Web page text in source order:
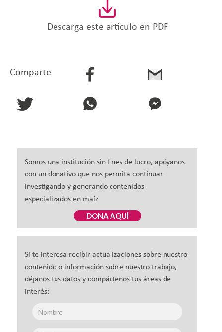
Descarga este articulo en PDF
Comparte
Somos una institución sin fines de lucro, apóyanos
con un donativo que nos permita continuar
investigando y generando contenidos
especializados en maíz
DONA AQUÍ
Si te interesa recibir actualizaciones sobre nuestro
contenido o información sobre nuestro trabajo,
déjanos tus datos y compártenos tus áreas de
interés: